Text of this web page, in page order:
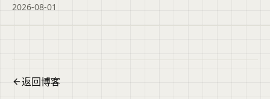
2026-08-01
返回博客